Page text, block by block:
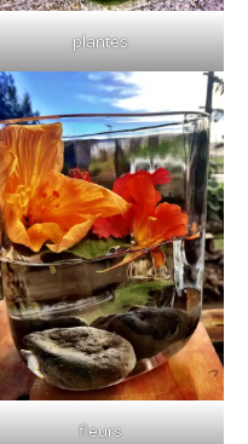
plantes
fleurs